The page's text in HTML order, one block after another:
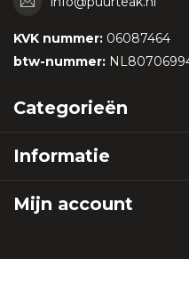
KVK nummer: 06087464
btw-nummer:
Categorieën
Informatie
Mijn account